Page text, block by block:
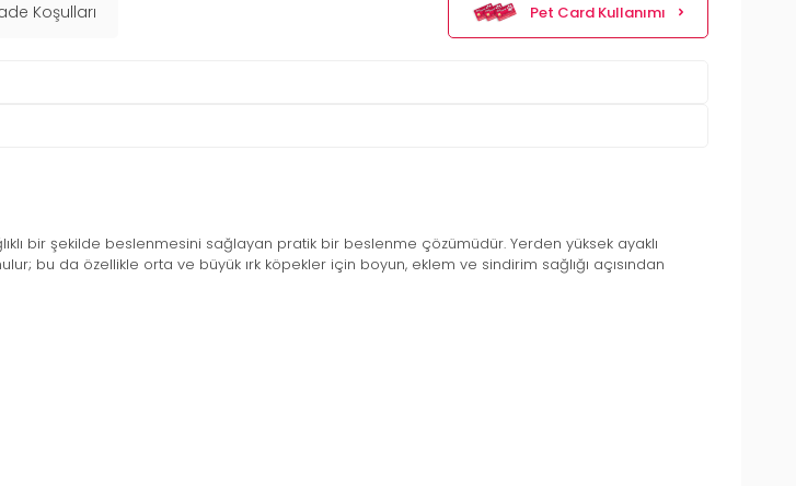
Koşulları Pet Card Kullanımı
bir şekilde beslenmesini sağlayan pratik bir beslenme çözümüdür. Yerden yüksek ayaklı
bu da özellikle orta ve büyük ırk köpekler için boyun, eklem ve sindirim sağlığı açısından